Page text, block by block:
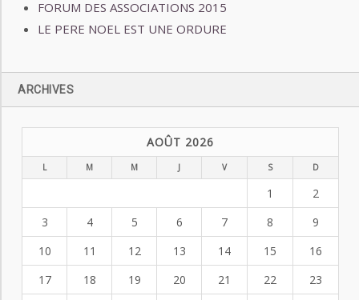
FORUM DES ASSOCIATIONS 2015
LE PERE NOEL EST UNE ORDURE
ARCHIVES
AOÛT 2026
L M M J V S D
1
2
3
4 5 6 7 8
9
10
11 12 13 14 15
16
17
18 19 20 21 22 23